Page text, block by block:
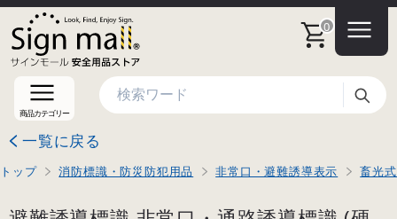
0
商品カテゴリー
検索
一覧に戻る
トップ 消防標識・防災防犯用品 非常口・避難誘導表示 畜光